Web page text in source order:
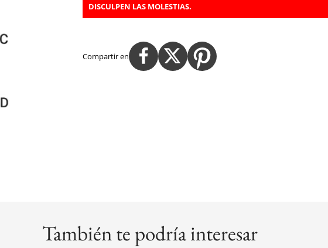
DISCULPEN LAS MOLESTIAS.
Compartir en
También te podría interesar